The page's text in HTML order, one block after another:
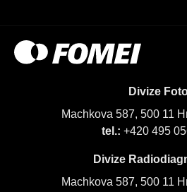
Divize
Machkova 587, 500 11
tel.: +420 495
Divize
Machkova 587, 500 11